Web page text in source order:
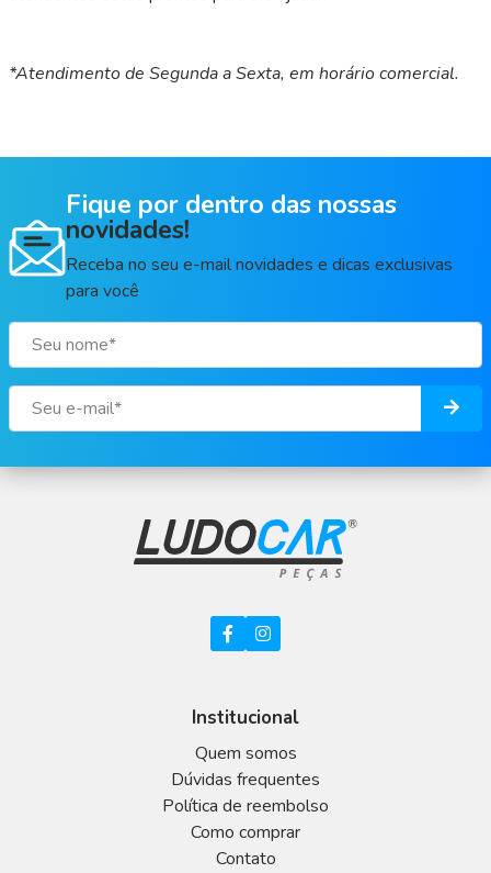
*Atendimento de Segunda a Sexta, em horário comercial.
Fique por dentro das nossas
novidades!
Receba no seu e-mail novidades e dicas exclusivas
para você
Institucional
Quem somos
Dúvidas frequentes
Política de reembolso
Como comprar
Contato